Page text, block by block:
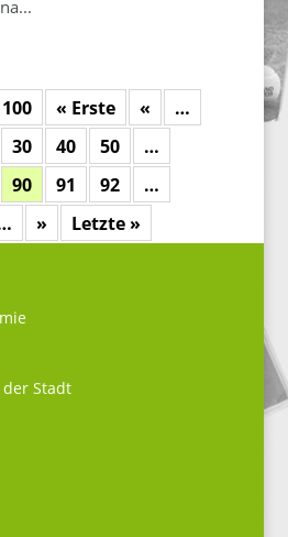
« Erste «
…
30 40 50
…
90 91 92
…
» Letzte »
Stadt